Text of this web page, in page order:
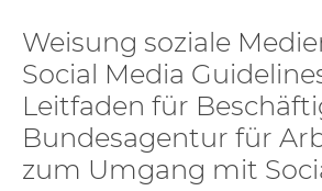
Weisung soziale
Social Media
Leitfaden für
Bundesagentur für
zum Umgang mit